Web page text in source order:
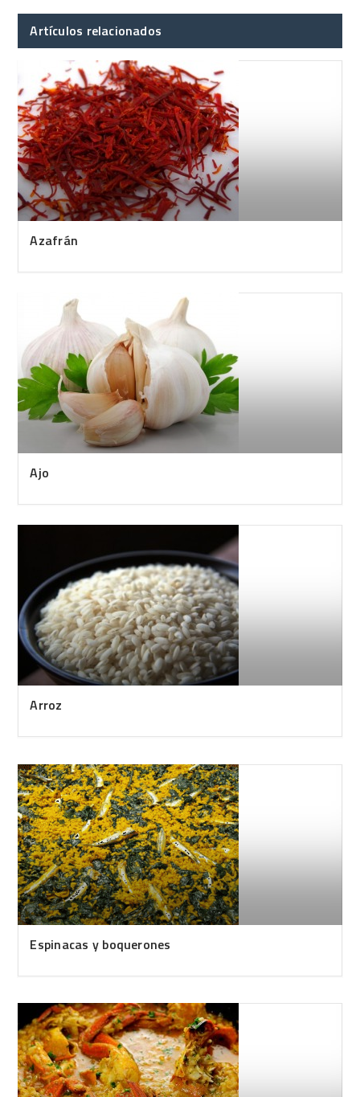
Artículos relacionados
Azafrán
Ajo
Arroz
Espinacas y boquerones